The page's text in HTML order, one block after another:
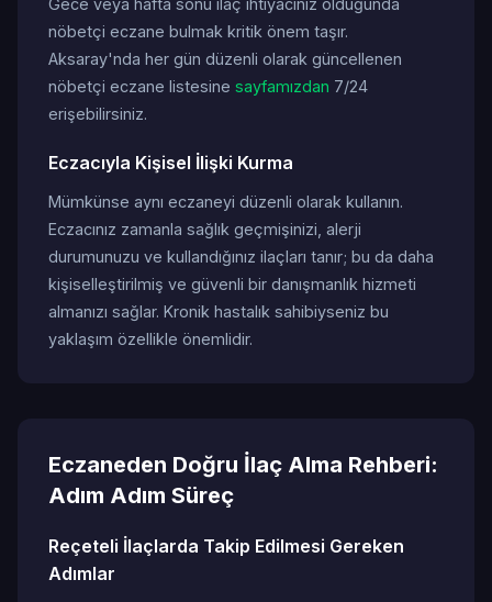
Gece veya hafta sonu ilaç ihtiyacınız olduğunda
nöbetçi eczane bulmak kritik önem taşır.
Aksaray'nda her gün düzenli olarak güncellenen
nöbetçi eczane listesine sayfamızdan 7/24
erişebilirsiniz.
Eczacıyla Kişisel İlişki Kurma
Mümkünse aynı eczaneyi düzenli olarak kullanın.
Eczacınız zamanla sağlık geçmişinizi, alerji
durumunuzu ve kullandığınız ilaçları tanır; bu da daha
kişiselleştirilmiş ve güvenli bir danışmanlık hizmeti
almanızı sağlar. Kronik hastalık sahibiyseniz bu
yaklaşım özellikle önemlidir.
Eczaneden Doğru İlaç Alma Rehberi:
Adım Adım Süreç
Reçeteli İlaçlarda Takip Edilmesi Gereken
Adımlar